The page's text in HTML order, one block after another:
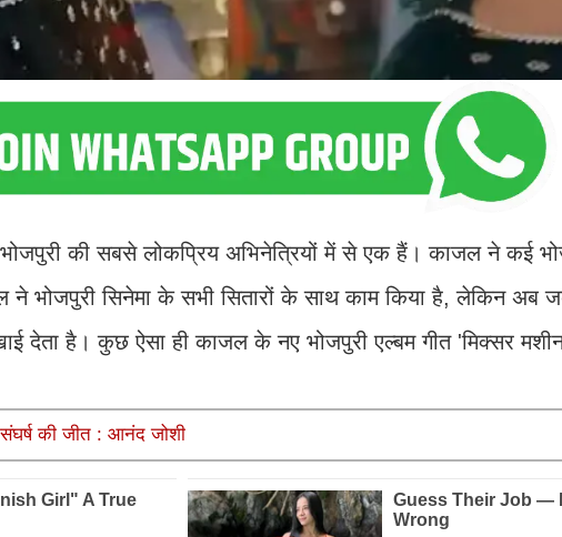
भोजपुरी की सबसे लोकप्रिय अभिनेत्रियों में से एक हैं। काजल ने कई
ने भोजपुरी सिनेमा के सभी सितारों के साथ काम किया है, लेकिन
देता है। कुछ ऐसा ही काजल के नए भोजपुरी एल्बम गीत 'मिक्सर
की जीत : आनंद जोशी